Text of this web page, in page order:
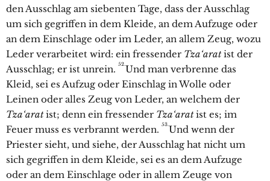
den Ausschlag am siebenten Tage, dass der Ausschlag
um sich gegriffen in dem Kleide, an dem Aufzuge oder
an dem Einschlage oder im Leder, an allem Zeug, wozu
Leder verarbeitet wird: ein fressender Tza‘aratist der
Ausschlag; er ist unrein. 52.Und man verbrenne das
Kleid, sei es Aufzug oder Einschlag in Wolle oder
Leinen oder alles Zeug von Leder, an welchem der
Tza‘aratist; denn ein fressender Tza‘aratist es; im
Feuer muss es verbrannt werden. 53.Und wenn der
Priester sieht, und siehe, der Ausschlag hat nicht um
sich gegriffen in dem Kleide, sei es an dem Aufzuge
oder an dem Einschlage oder in allem Zeuge von